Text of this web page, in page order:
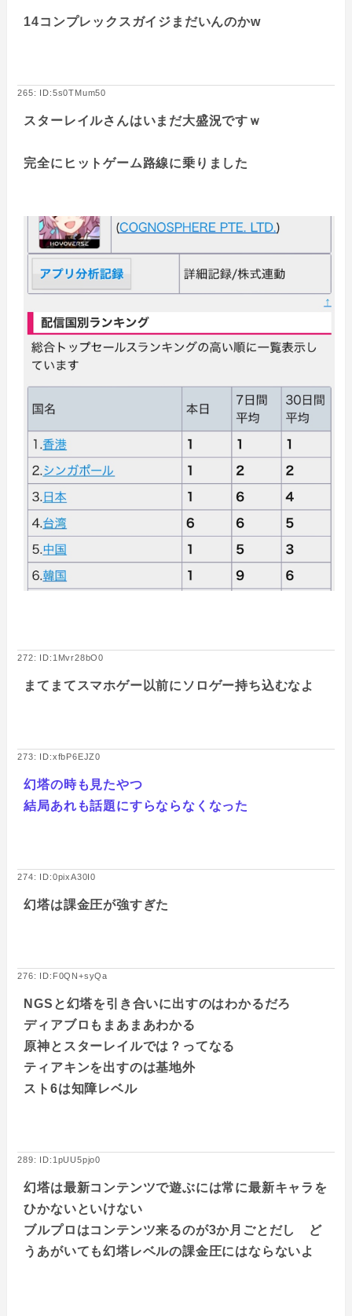
14コンプレックスガイジまだいんのかw
265: ID:5s0TMum50
スターレイルさんはいまだ大盛況ですｗ
完全にヒットゲーム路線に乗りました
272: ID:1Mvr28bO0
まてまてスマホゲー以前にソロゲー持ち込むなよ
273: ID:xfbP6EJZ0
幻塔の時も見たやつ
結局あれも話題にすらならなくなった
274: ID:0pixA30I0
幻塔は課金圧が強すぎた
276: ID:F0QN+syQa
NGSと幻塔を引き合いに出すのはわかるだろ
ディアブロもまあまあわかる
原神とスターレイルでは？ってなる
ティアキンを出すのは基地外
スト6は知障レベル
289: ID:1pUU5pjo0
幻塔は最新コンテンツで遊ぶには常に最新キャラを
ひかないといけない
ブルプロはコンテンツ来るのが3か月ごとだし ど
うあがいても幻塔レベルの課金圧にはならないよ